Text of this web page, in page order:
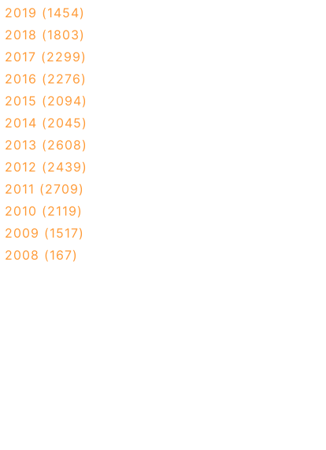
2019 (1454)
2018 (1803)
2017 (2299)
2016 (2276)
2015 (2094)
2014 (2045)
2013 (2608)
2012 (2439)
2011 (2709)
2010 (2119)
2009 (1517)
2008 (167)